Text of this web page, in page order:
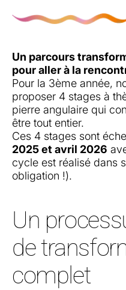
Un parcours
pour aller à la
Pour la 3ème année,
proposer 4 stages à
pierre angulaire qui
être tout entier.
Ces 4 stages sont
2025 et avril 2026
cycle est réalisé dans
obligation !).
Un
de
complet